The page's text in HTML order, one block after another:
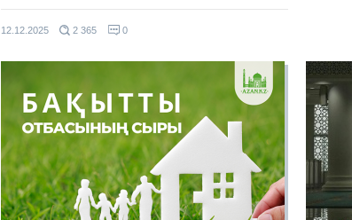
12.12.2025 2 365 0